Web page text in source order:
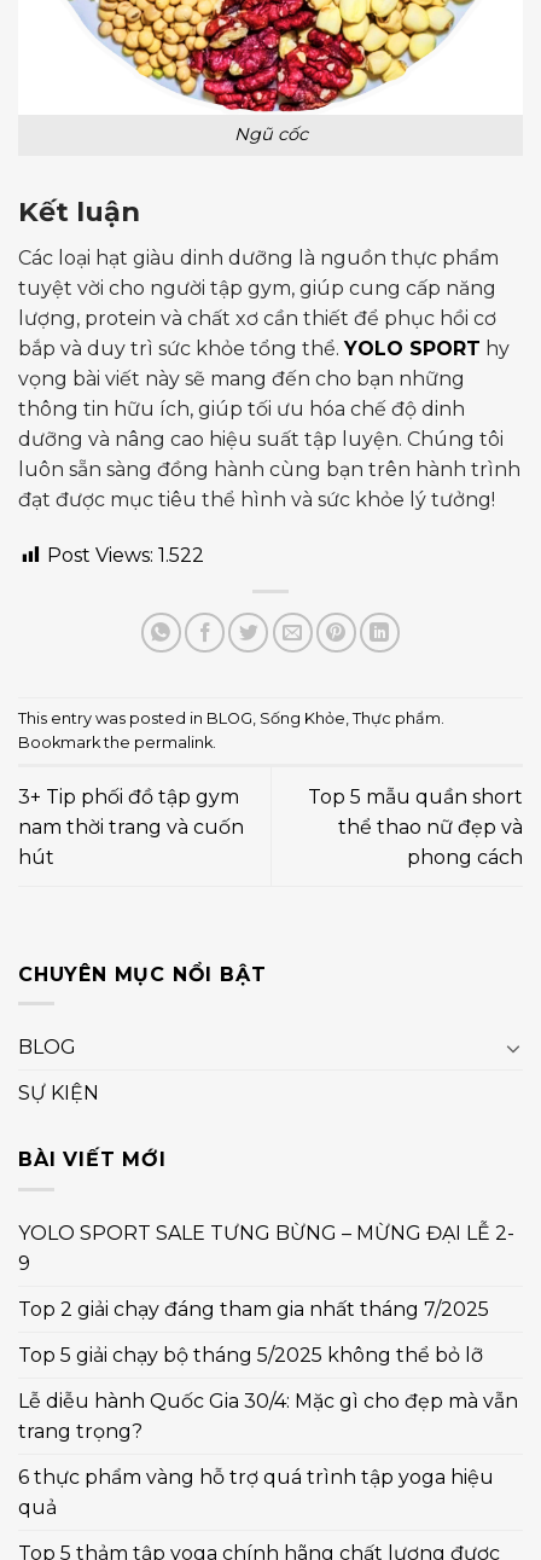
Ngũ cốc
Kết luận
Các loại hạt giàu dinh dưỡng là nguồn thực phẩm
tuyệt vời cho người tập gym, giúp cung cấp năng
lượng, protein và chất xơ cần thiết để phục hồi cơ
bắp và duy trì sức khỏe tổng thể.YOLO SPORT hy
vọng bài viết này sẽ mang đến cho bạn những
thông tin hữu ích, giúp tối ưu hóa chế độ dinh
dưỡng và nâng cao hiệu suất tập luyện. Chúng tôi
luôn sẵn sàng đồng hành cùng bạn trên hành trình
đạt được mục tiêu thể hình và sức khỏe lý tưởng!
Post Views: 1.522
This entry was posted in BLOG Sống Khỏe Thực phẩm
Bookmark the permalink
3+ Tip phối đồ tập gym
nam thời trang và cuốn
hút
Top 5 mẫu quần short
thể thao nữ đẹp và
phong cách
CHUYÊN MỤC NỔI BẬT
BLOG
SỰ KIỆN
BÀI VIẾT MỚI
YOLO SPORT SALE TƯNG BỪNG – MỪNG ĐẠI LỄ 2-
9
Top 2 giải chạy đáng tham gia nhất tháng 7/2025
Top 5 giải chạy bộ tháng 5/2025 không thể bỏ lỡ
Lễ diễu hành Quốc Gia 30/4: Mặc gì cho đẹp mà vẫn
trang trọng?
6 thực phẩm vàng hỗ trợ quá trình tập yoga hiệu
quả
Top 5 thảm tập yoga chính hãng chất lượng được